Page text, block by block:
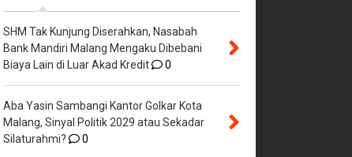
SHM Tak Kunjung Diserahkan, Nasabah
Bank Mandiri Malang Mengaku Dibebani
Biaya Lain di Luar Akad Kredit
0
Aba Yasin Sambangi Kantor Golkar Kota
Malang, Sinyal Politik 2029 atau Sekadar
Silaturahmi?
0